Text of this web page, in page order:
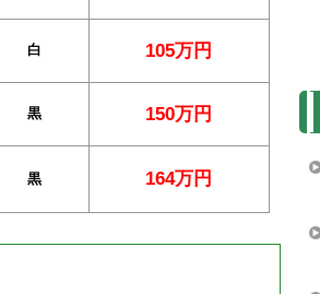
白 105万円
黒 150万円
黒 164万円